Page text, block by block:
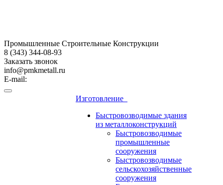
Промышленные Строительные Конструкции
8 (343) 344-08-93
Заказать звонок
info@pmkmetall.ru
E-mail:
Изготовление
Быстровозводимые здания
из металлоконструкций
Быстровозводимые
промышленные
сооружения
Быстровозводимые
сельскохозяйственные
сооружения